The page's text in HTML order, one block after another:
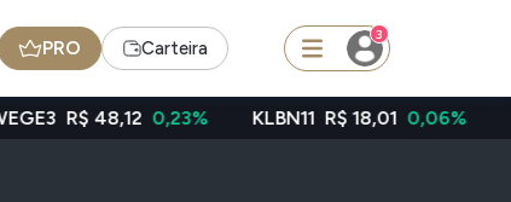
PRO Carteira
3
0,23% KLBN11 R$ 18,01 0,06% TAEE11